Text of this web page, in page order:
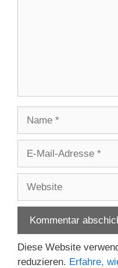
Adresse
Diese Website
reduzieren. Erfahre,